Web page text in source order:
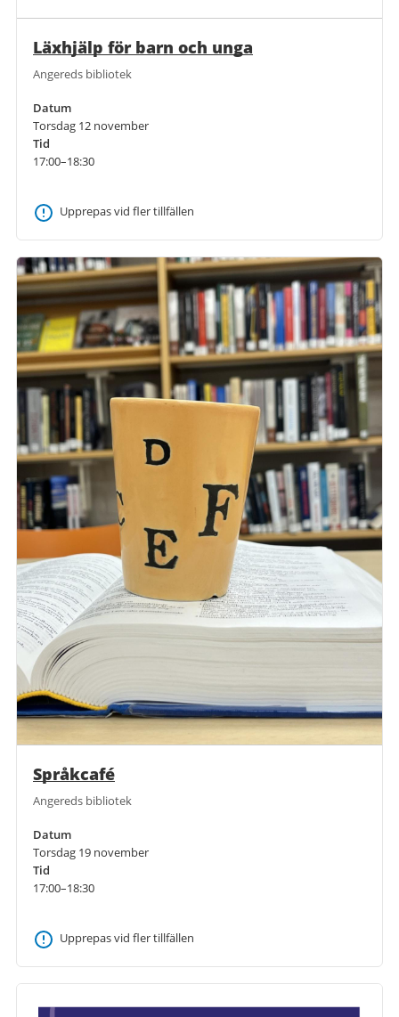
Läxhjälp för barn och unga
Angereds bibliotek
Datum
Torsdag 12 november
Tid
17:00–18:30
Upprepas vid fler tillfällen
Språkcafé
Angereds bibliotek
Datum
Torsdag 19 november
Tid
17:00–18:30
Upprepas vid fler tillfällen